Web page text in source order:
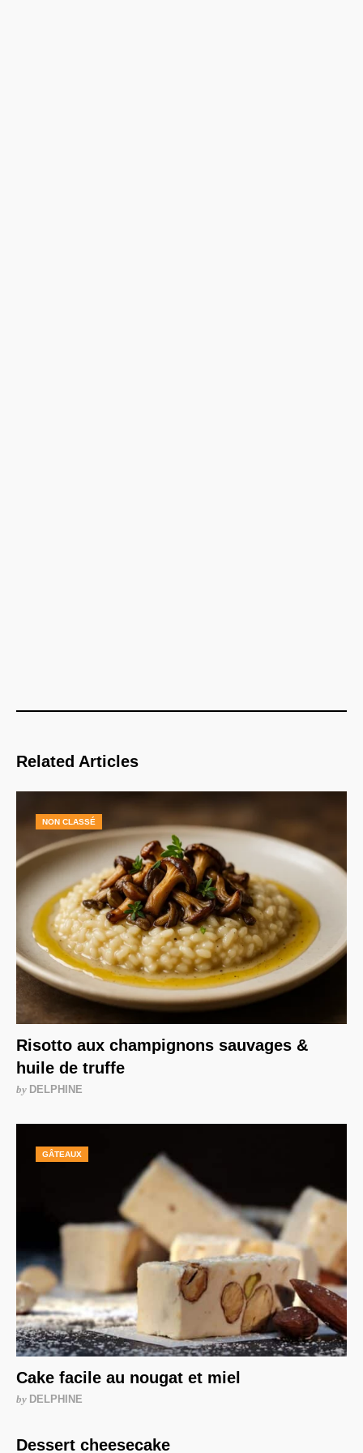
Related Articles
NON CLASSÉ
Risotto aux champignons sauvages &
huile de truffe
by DELPHINE
GÂTEAUX
Cake facile au nougat et miel
by DELPHINE
Dessert cheesecake